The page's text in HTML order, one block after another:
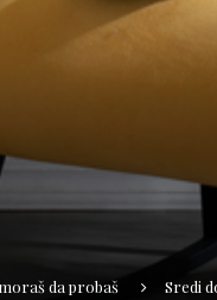
da probaš Sredi